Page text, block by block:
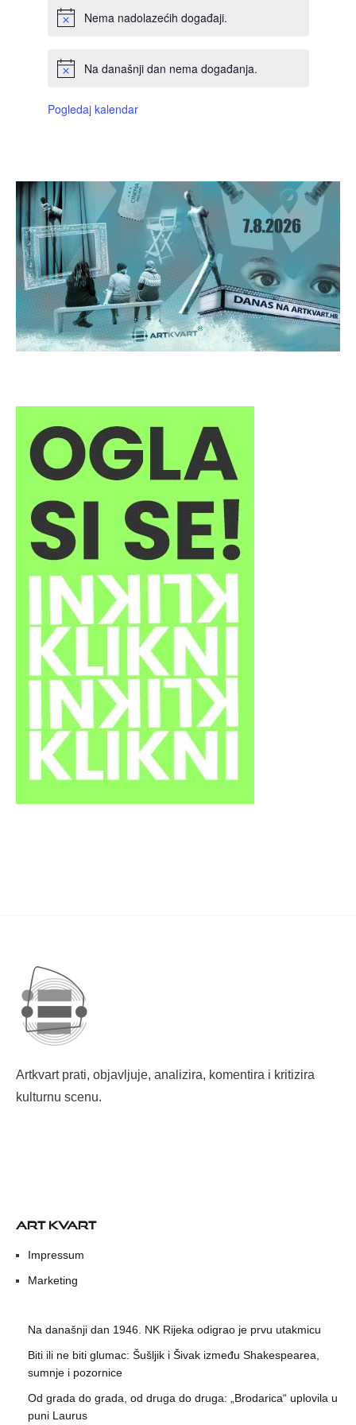
Nema nadolazećih događaji.
Na današnji dan nema događanja.
Pogledaj kalendar
Artkvart prati, objavljuje, analizira, komentira i kritizira
kulturnu scenu.
ART KVART
Impressum
Marketing
Na današnji dan 1946. NK Rijeka odigrao je prvu utakmicu
Biti ili ne biti glumac: Šušljik i Šivak između Shakespearea,
sumnje i pozornice
Od grada do grada, od druga do druga: „Brodarica“ uplovila u
puni Laurus